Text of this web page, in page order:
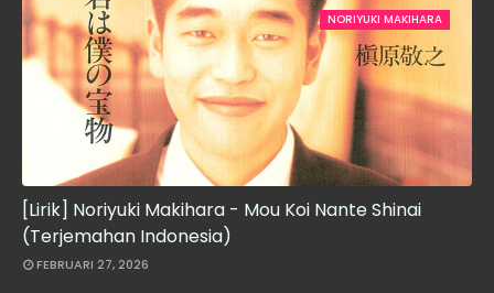
NORIYUKI MAKIHARA
[Lirik] Noriyuki Makihara - Mou Koi Nante Shinai
(Terjemahan Indonesia)
FEBRUARI 27, 2026